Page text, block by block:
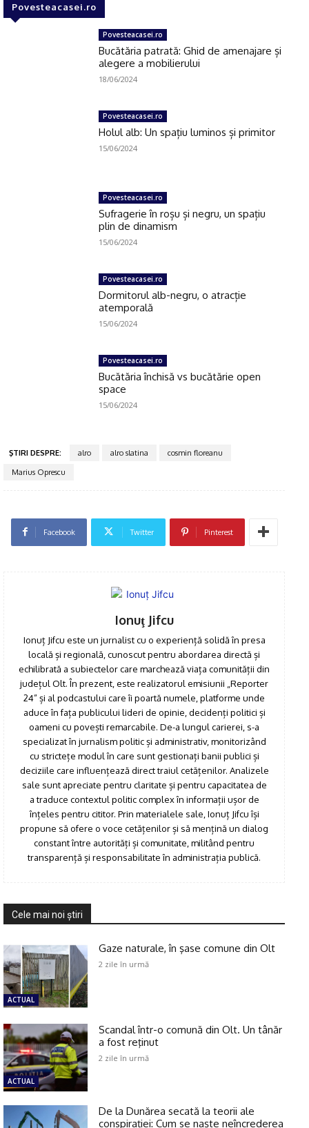
Click pe imagine
Povesteacasei.ro
Povesteacasei.ro
Bucătăria patrată: Ghid de amenajare și
alegere a mobilierului
18/06/2024
Povesteacasei.ro
Holul alb: Un spațiu luminos și primitor
15/06/2024
Povesteacasei.ro
Sufragerie în roșu și negru, un spațiu
plin de dinamism
15/06/2024
Povesteacasei.ro
Dormitorul alb-negru, o atracție
atemporală
15/06/2024
Povesteacasei.ro
Bucătăria închisă vs bucătărie open
space
15/06/2024
ŞTIRI DESPRE: alro alro slatina
cosmin floreanu
Marius Oprescu
Facebook Twitter Pinterest
Ionuţ Jifcu
Ionuț Jifcu este un jurnalist cu o experiență solidă în presa
locală și regională, cunoscut pentru abordarea directă și
echilibrată a subiectelor care marchează viața comunității din
județul Olt. În prezent, este realizatorul emisiunii „Reporter
24” și al podcastului care îi poartă numele, platforme unde
aduce în fața publicului lideri de opinie, decidenți politici și
oameni cu povești remarcabile. De-a lungul carierei, s-a
specializat în jurnalism politic și administrativ, monitorizând
cu strictețe modul în care sunt gestionați banii publici și
deciziile care influențează direct traiul cetățenilor. Analizele
sale sunt apreciate pentru claritate și pentru capacitatea de
a traduce contextul politic complex în informații ușor de
înțeles pentru cititor. Prin materialele sale, Ionuț Jifcu își
propune să ofere o voce cetățenilor și să mențină un dialog
constant între autorități și comunitate, militând pentru
transparență și responsabilitate în administrația publică.
Cele mai noi ştiri
ACTUAL
Gaze naturale, în şase comune din Olt
2 zile în urmă
ACTUAL
Scandal într-o comună din Olt. Un tânăr
a fost reţinut
2 zile în urmă
De la Dunărea secată la teorii ale
conspirației: Cum se naște neîncrederea